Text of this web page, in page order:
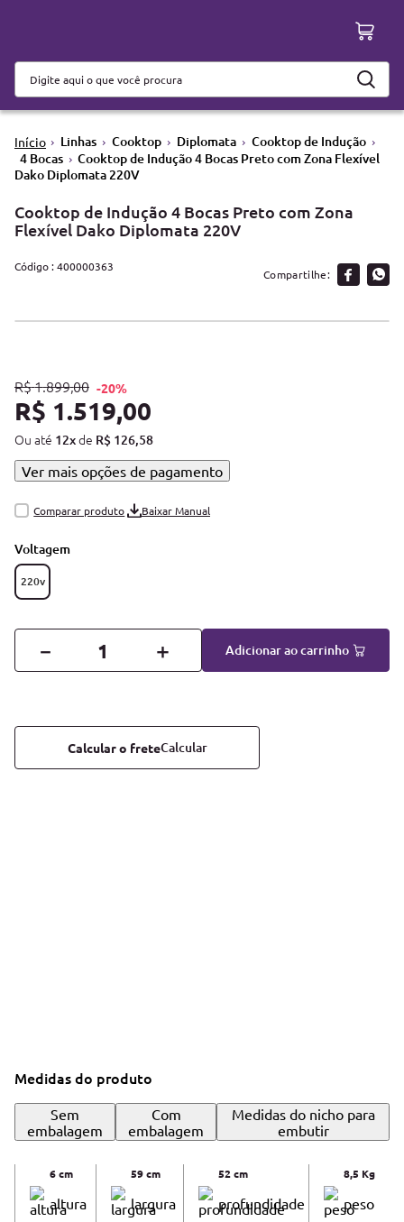
Linhas Cooktop Diplomata
Cooktop de Indução
4 Bocas
Cooktop de Indução 4 Bocas Preto com Zona Flexível
Dako Diplomata 220V
Cooktop de Indução 4 Bocas Preto com Zona
Flexível Dako Diplomata 220V
:400000363
R$1.899,00 -20%
R$ 1.519,00
Ou até 12xde R$ 126,58
Ver mais opções de pagamento
Baixar Manual
Voltagem
220v
＋
－ Adicionar ao carrinho
Calcular o frete
Medidas do produto
Sem
embalagem
Com
embalagem
Medidas do nicho para
embutir
6 cm
altura
59 cm
largura
52 cm
profundidade
8,5 Kg
peso